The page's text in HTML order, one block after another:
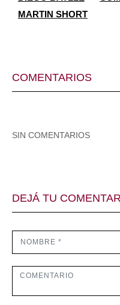
MARTIN SHORT
COMENTARIOS
SIN COMENTARIOS
DEJÁ TU